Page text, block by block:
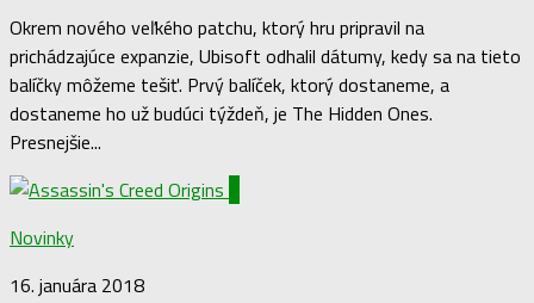
Okrem nového veľkého patchu, ktorý hru pripravil na
prichádzajúce expanzie, Ubisoft odhalil dátumy, kedy sa na tieto
balíčky môžeme tešiť. Prvý balíček, ktorý dostaneme, a
dostaneme ho už budúci týždeň, je The Hidden Ones.
Presnejšie...
Novinky
16. januára 2018